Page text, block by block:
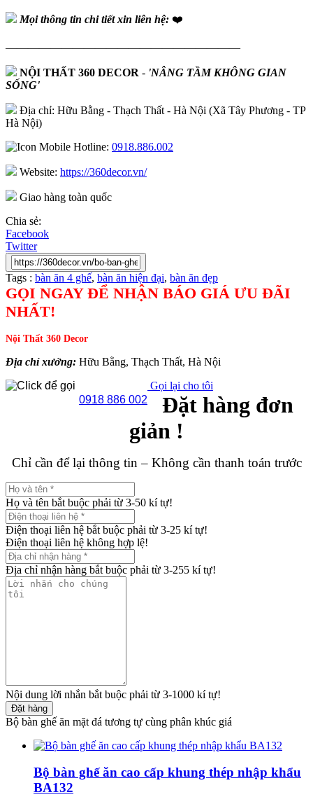
Mọi thông tin chi tiết xin liên hệ: ❤️
—————————————————————
NỘI THẤT 360 DECOR - 'NÂNG TẦM KHÔNG GIAN
SỐNG'
Địa chỉ: Hữu Bằng - Thạch Thất - Hà Nội (Xã Tây Phương - TP
Hà Nội)
Hotline: 0918.886.002
Website: https://360decor.vn/
Giao hàng toàn quốc
Chia sẻ:
Facebook
Twitter
Tags : bàn ăn 4 ghế, bàn ăn hiện đại, bàn ăn đẹp
GỌI NGAY ĐỂ NHẬN BÁO GIÁ ƯU ĐÃI
NHẤT!
Nội Thất 360 Decor
Địa chỉ xưởng: Hữu Bằng, Thạch Thất, Hà Nội
0918 886 002
Gọi lại cho tôi
Đặt hàng đơn
giản !
Chỉ cần để lại thông tin – Không cần thanh toán trước
Họ và tên bắt buộc phải từ 3-50 kí tự!
Điện thoại liên hệ bắt buộc phải từ 3-25 kí tự!
Điện thoại liên hệ không hợp lệ!
Địa chỉ nhận hàng bắt buộc phải từ 3-255 kí tự!
Nội dung lời nhắn bắt buộc phải từ 3-1000 kí tự!
Đặt hàng
Bộ bàn ghế ăn mặt đá tương tự cùng phân khúc giá
Bộ bàn ghế ăn cao cấp khung thép nhập khẩu
BA132